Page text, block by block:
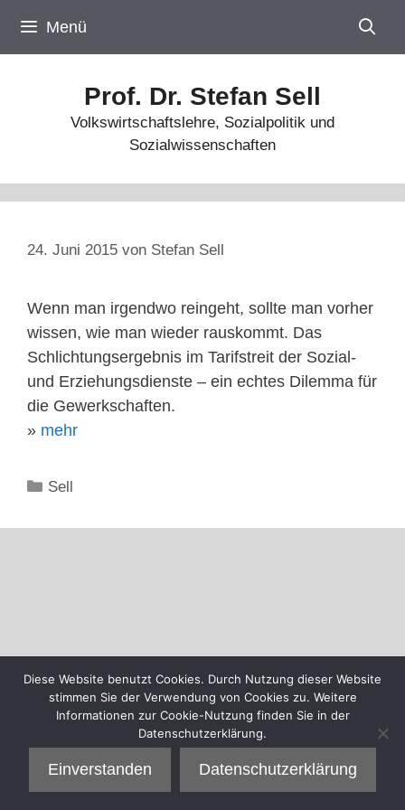
Inhalt
springen
Menü
Prof. Dr. Stefan Sell
Volkswirtschaftslehre, Sozialpolitik und
Sozialwissenschaften
24. Juni 2015 von Stefan Sell
Wenn man irgendwo reingeht, sollte man vorher
wissen, wie man wieder rauskommt. Das
Schlichtungsergebnis im Tarifstreit der Sozial-
und Erziehungsdienste – ein echtes Dilemma für
die Gewerkschaften.
» mehr
Kategorien
Sell
Diese Website benutzt Cookies. Durch Nutzung dieser Website
stimmen Sie der Verwendung von Cookies zu. Weitere
Informationen zur Cookie-Nutzung finden Sie in der
Datenschutzerklärung.
Einverstanden Datenschutzerklärung